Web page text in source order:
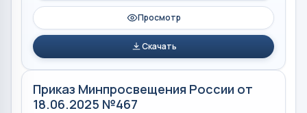
Просмотр
Скачать
Приказ Минпросвещения России от
18.06.2025 №467